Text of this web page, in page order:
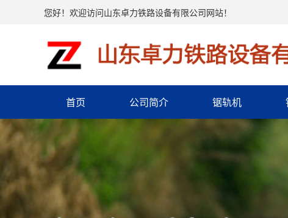
您好！欢迎访问山东卓力铁路设备有限公司网站！
首页 公司简介 锯轨机